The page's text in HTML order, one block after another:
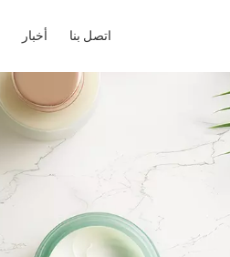
أخبار اتصل بنا